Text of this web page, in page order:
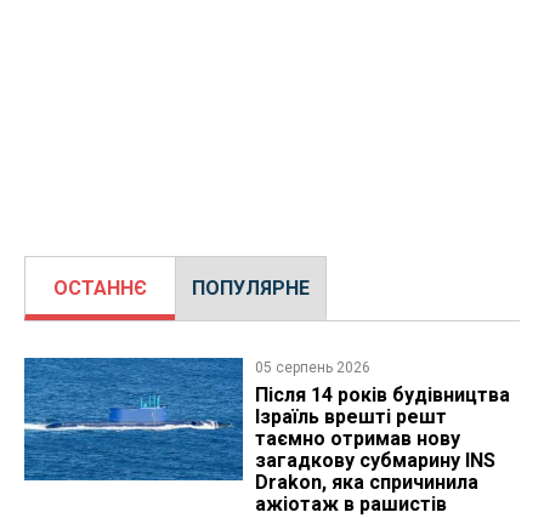
ОСТАННЄ ПОПУЛЯРНЕ
05 серпень 2026
Після 14 років будівництва
Ізраїль врешті решт
таємно отримав нову
загадкову субмарину INS
Drakon, яка спричинила
ажіотаж в рашистів